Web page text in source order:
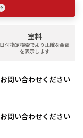
室料
日付指定検索でより正確な金額
を表示します
お問い合わせください
お問い合わせください